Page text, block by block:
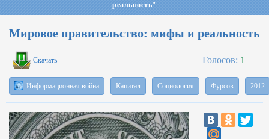
реальность"
Мировое правительство: мифы и реальность
Скачать Голосов: 1
Информационная война Капитал Социология Фурсов 2012